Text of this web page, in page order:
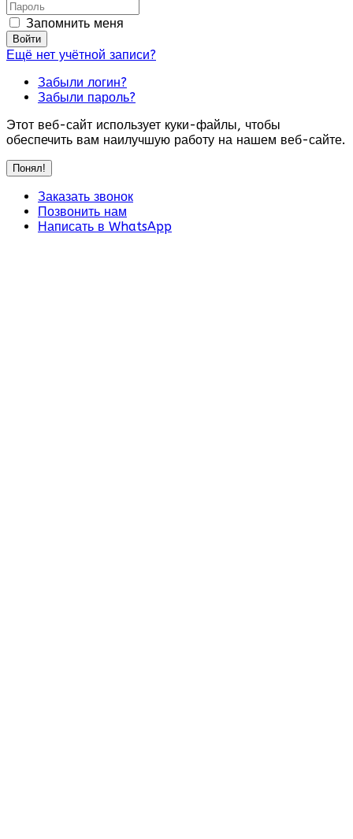
Запомнить меня
Войти
Ещё нет учётной записи?
Забыли логин?
Забыли пароль?
Этот веб-сайт использует куки-файлы, чтобы
обеспечить вам наилучшую работу на нашем веб-сайте.
Понял!
Заказать звонок
Позвонить нам
Написать в WhatsApp